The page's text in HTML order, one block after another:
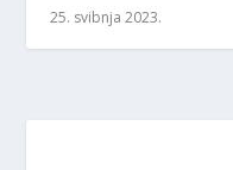
25. svibnja 2023.